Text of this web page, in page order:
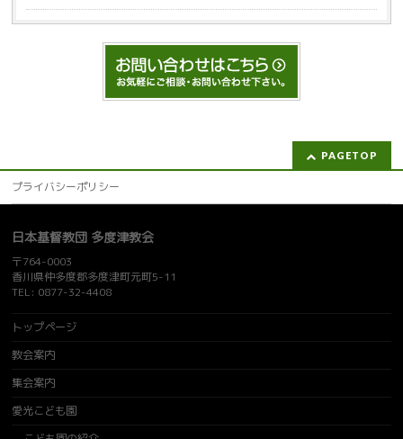
PAGETOP
プライバシーポリシー
日本基督教団 多度津教会
〒764-0003
香川県仲多度郡多度津町元町5-11
TEL: 0877-32-4408
トップページ
教会案内
集会案内
愛光こども園